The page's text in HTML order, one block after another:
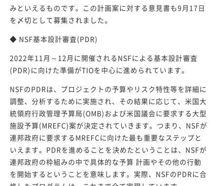
みといえるものです。この計画案に対する意見書も9月17日
を〆切として募集されました。
◆ NSF基本設計審査(PDR)
2022年11月～12月に開催されるNSFによる基本設計審査
(PDR)に向けた準備がTIOを中心に進められています。
NSFのPDRは、プロジェクトの予算やリスク特性等を詳細に
調整、分析するために実施され、その結果に応じて、米国大
統領府行政管理予算局(OMB)および米国議会に要求する大型
施設予算(MREFC)案が決定されていきます。つまり、NSFが
連邦政府に要求するMREFCに向けた最も重要なステップと
いえます。PDRを進めることを決めたということは、NSFが
連邦政府の枠組みの中で具体的な予算 計画やその他の行動
を開始するということを意味します。実際、NSFのPDRに合